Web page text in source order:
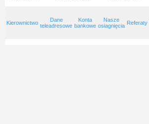
Kierownictwo
Dane
teleadresowe
Konta
bankowe
Nasze
osiagnięcia Referaty